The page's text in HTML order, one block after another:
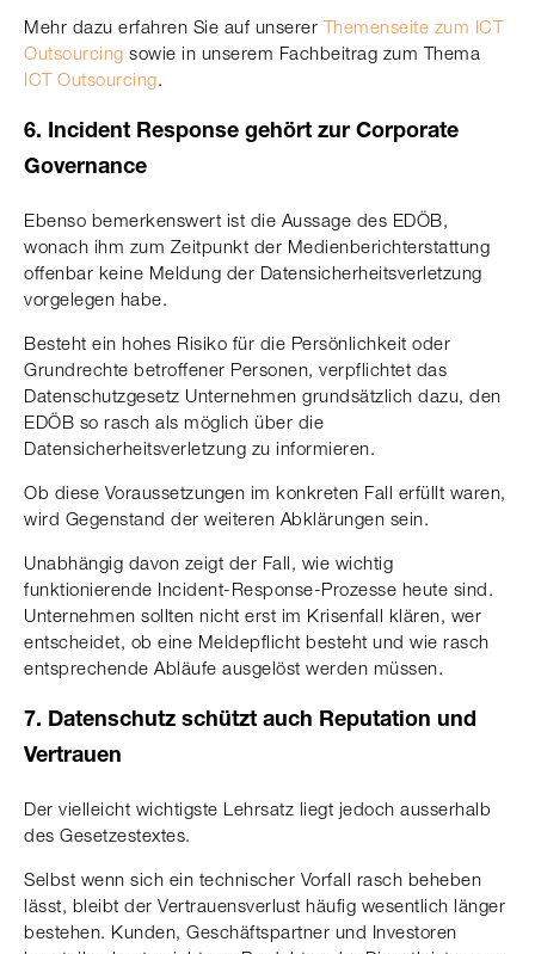
Mehr dazu erfahren Sie auf unserer Themenseite zum ICT
Outsourcing sowie in unserem Fachbeitrag zum Thema
ICT Outsourcing.
6. Incident Response gehört zur Corporate
Governance
Ebenso bemerkenswert ist die Aussage des EDÖB,
wonach ihm zum Zeitpunkt der Medienberichterstattung
offenbar keine Meldung der Datensicherheitsverletzung
vorgelegen habe.
Besteht ein hohes Risiko für die Persönlichkeit oder
Grundrechte betroffener Personen, verpflichtet das
Datenschutzgesetz Unternehmen grundsätzlich dazu, den
EDÖB so rasch als möglich über die
Datensicherheitsverletzung zu informieren.
Ob diese Voraussetzungen im konkreten Fall erfüllt waren,
wird Gegenstand der weiteren Abklärungen sein.
Unabhängig davon zeigt der Fall, wie wichtig
funktionierende Incident-Response-Prozesse heute sind.
Unternehmen sollten nicht erst im Krisenfall klären, wer
entscheidet, ob eine Meldepflicht besteht und wie rasch
entsprechende Abläufe ausgelöst werden müssen.
7. Datenschutz schützt auch Reputation und
Vertrauen
Der vielleicht wichtigste Lehrsatz liegt jedoch ausserhalb
des Gesetzestextes.
Selbst wenn sich ein technischer Vorfall rasch beheben
lässt, bleibt der Vertrauensverlust häufig wesentlich länger
bestehen. Kunden, Geschäftspartner und Investoren